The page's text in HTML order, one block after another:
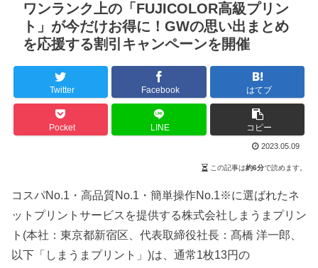
ワンランク上の「FUJICOLOR高級プリン
ト」が今だけお得に！GWの思い出まとめ
を応援する割引キャンペーンを開催
Twitter Facebook はてブ
Pocket LINE コピー
2023.05.09
この記事は約6分で読めます。
コスパNo.1・高品質No.1・簡単操作No.1※に選ばれたネ
ットプリントサービスを提供する株式会社しまうまプリン
ト(本社：東京都新宿区、代表取締役社長：髙橋 洋一郎、
以下「しまうまプリント」)は、通常1枚13円の